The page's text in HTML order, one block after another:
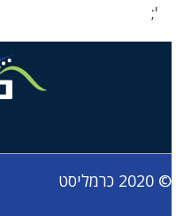
';
© 2020 כרמליסט